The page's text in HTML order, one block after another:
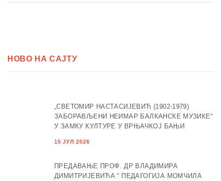
НОВО НА САЈТУ
„СВЕТОМИР НАСТАСИЈЕВИЋ (1902-1979)
ЗАБОРАВЉЕНИ НЕИМАР БАЛКАНСКЕ МУЗИКЕ“
У ЗАМКУ КУЛТУРЕ У ВРЊАЧКОЈ БАЊИ
15 ЈУЛ 2026
ПРЕДАВАЊЕ ПРОФ. ДР ВЛАДИМИРА
ДИМИТРИЈЕВИЋА “ ПЕДАГОГИЈА МОМЧИЛА